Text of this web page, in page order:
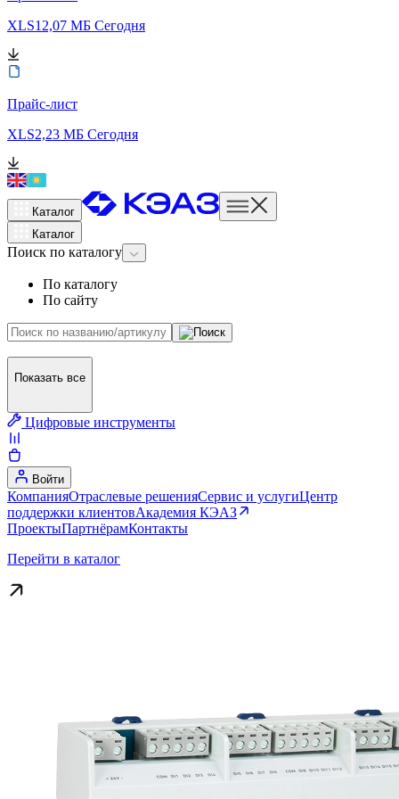
XLS12,07 МБ Сегодня
Прайс-лист
XLS2,23 МБ Сегодня
Каталог
Каталог
Поиск по каталогу
По каталогу
По сайту
Показать все
Цифровые инструменты
Войти
КомпанияОтраслевые решенияСервис и услугиЦентр
поддержки клиентовАкадемия КЭАЗ
ПроектыПартнёрамКонтакты
Перейти в каталог